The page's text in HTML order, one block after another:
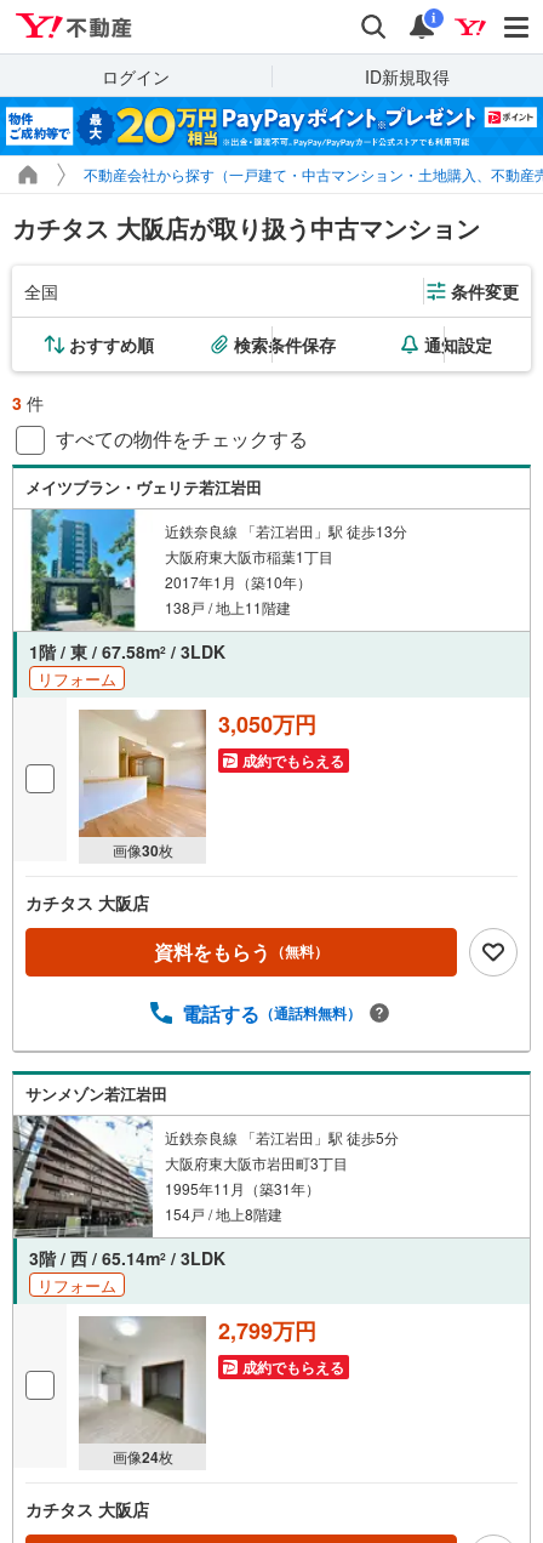
検索 通知
i
ログイン ID新規取得
不動産会社から探す（一戸建て・中古マンション・土地購入、不動産
カチタス 大阪店が取り扱う中古マンション
全国 条件変更
おすすめ順 検索条件保存 通知設定
3 件
すべての物件をチェックする
メイツブラン・ヴェリテ若江岩田
近鉄奈良線 「若江岩田」駅 徒歩13分
大阪府東大阪市稲葉1丁目
2017年1月（築10年）
138戸 / 地上11階建
1階 / 東 / 67.58m2 / 3LDK
リフォーム
画像30枚
3,050万円
成約でもらえる
カチタス 大阪店
資料をもらう （無料）
電話する （通話料無料）
サンメゾン若江岩田
近鉄奈良線 「若江岩田」駅 徒歩5分
大阪府東大阪市岩田町3丁目
1995年11月（築31年）
154戸 / 地上8階建
3階 / 西 / 65.14m2 / 3LDK
リフォーム
画像24枚
2,799万円
成約でもらえる
カチタス 大阪店